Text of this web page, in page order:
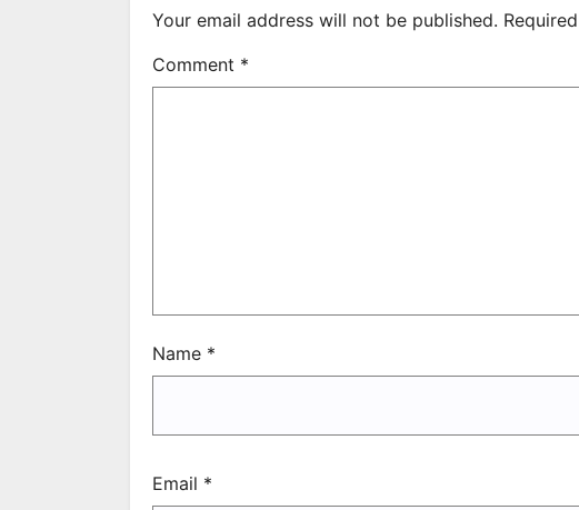
Your email address will not be published.
Comment *
Name *
Email *